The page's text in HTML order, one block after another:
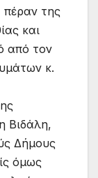
πέραν της
και
από τον
κ.
Βιδάλη,
Δήμους
όμως